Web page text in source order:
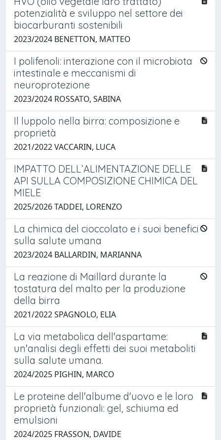
potenzialità e sviluppo nel settore dei
biocarburanti sostenibili
2023/2024 BENETTON, MATTEO
I polifenoli: interazione con il microbiota
intestinale e meccanismi di
neuroprotezione
2023/2024 ROSSATO, SABINA
Il luppolo nella birra: composizione e
proprietà
2021/2022 VACCARIN, LUCA
IMPATTO DELL’ALIMENTAZIONE DELLE
API SULLA COMPOSIZIONE CHIMICA DEL
MIELE
2025/2026 TADDEI, LORENZO
La chimica del cioccolato e i suoi benefici
sulla salute umana
2023/2024 BALLARDIN, MARIANNA
La reazione di Maillard durante la
tostatura del malto per la produzione
della birra
2021/2022 SPAGNOLO, ELIA
La via metabolica dell'aspartame:
un'analisi degli effetti dei suoi metaboliti
sulla salute umana.
2024/2025 PIGHIN, MARCO
Le proteine dell'albume d'uovo e le loro
proprietà funzionali: gel, schiuma ed
emulsioni
2024/2025 FRASSON, DAVIDE